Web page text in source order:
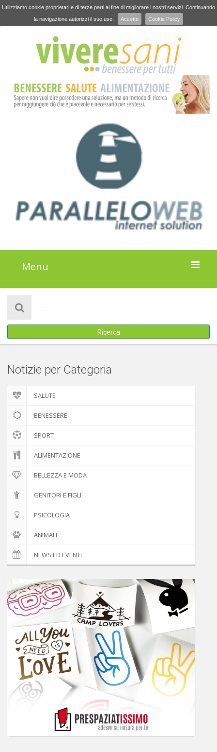
Utilizziamo cookie proprietari e di terze parti al fine di migliorare i nostri servizi. Continuando
la navigazione autorizzi il suo uso.
Accetto Cookie Policy
Menu
ATTIVITÀ
IL PROGETTO
Ricerca
Notizie per Categoria
SALUTE
BENESSERE
SPORT
ALIMENTAZIONE
BELLEZZA E MODA
GENITORI E FIGLI
PSICOLOGIA
ANIMALI
NEWS ED EVENTI